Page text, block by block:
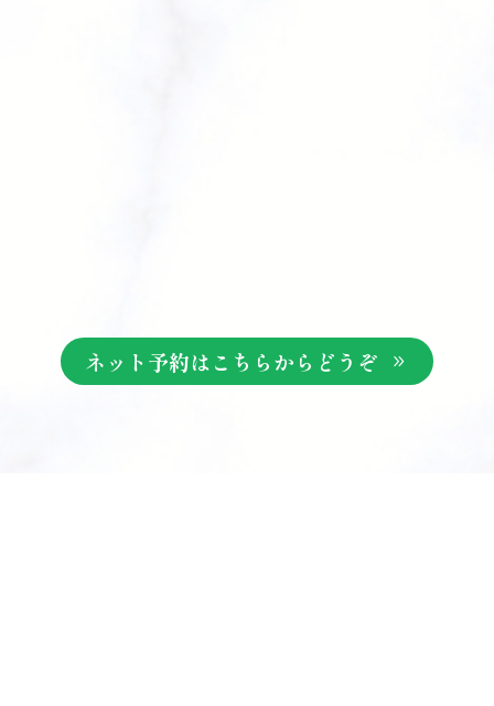
ネット予約はこちらからどうぞ